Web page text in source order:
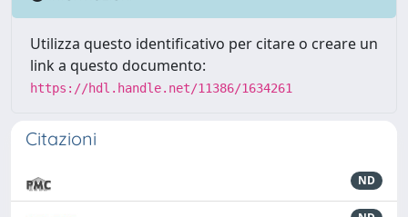
Utilizza questo identificativo per citare o creare un
link a questo documento:
https://hdl.handle.net/11386/1634261
Citazioni
ND